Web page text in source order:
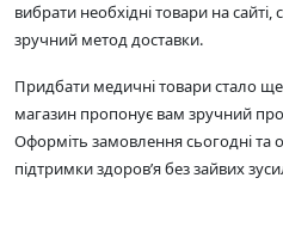
вибрати необхідні товари на
зручний метод доставки.
Придбати медичні товари стало
магазин пропонує вам зручний
Оформіть замовлення сьогодні та
підтримки здоров’я без зайвих